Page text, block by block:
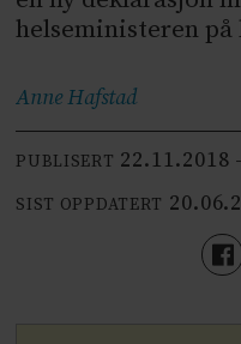
helseministeren på
AnneHafstad
PUBLISERT 22.11.2018
SIST OPPDATERT